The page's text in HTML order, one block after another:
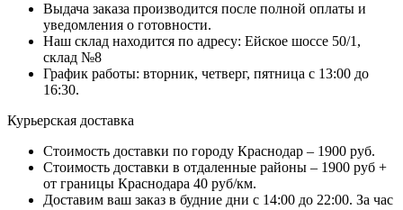
Выдача заказа производится после полной оплаты и
уведомления о готовности.
Наш склад находится по адресу: Ейское шоссе 50/1,
склад №8
График работы: вторник, четверг, пятница с 13:00 до
16:30.
Курьерская доставка
Стоимость доставки по городу Краснодар – 1900 руб.
Стоимость доставки в отдаленные районы – 1900 руб +
от границы Краснодара 40 руб/км.
Доставим ваш заказ в будние дни с 14:00 до 22:00. За час